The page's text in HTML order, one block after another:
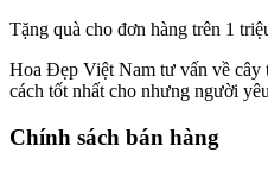
Tặng quà cho đơn hàng trên 1
Hoa Đẹp Việt Nam tư vấn về cây
cách tốt nhất cho nhưng người
Chính sách bán hàng